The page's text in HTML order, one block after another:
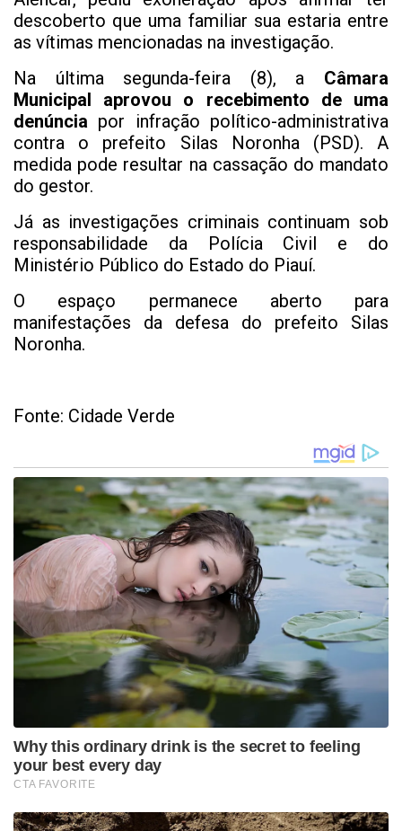
descoberto que uma familiar sua estaria entre
as vítimas mencionadas na investigação.
Na última segunda-feira (8), a Câmara
Municipal aprovou o recebimento de uma
denúncia por infração político-administrativa
contra o prefeito Silas Noronha (PSD). A
medida pode resultar na cassação do mandato
do gestor.
Já as investigações criminais continuam sob
responsabilidade da Polícia Civil e do
Ministério Público do Estado do Piauí.
O espaço permanece aberto para
manifestações da defesa do prefeito Silas
Noronha.
Fonte: Cidade Verde